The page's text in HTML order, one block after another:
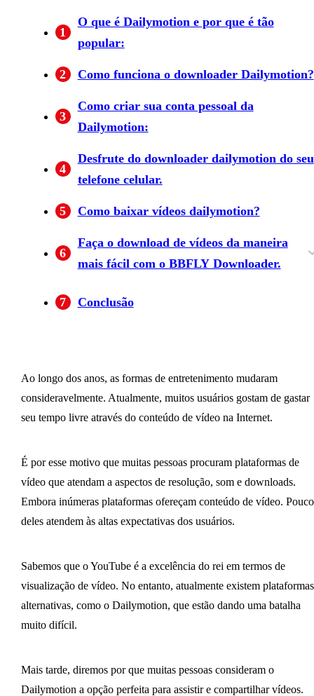
1
O que é Dailymotion e por que é tão
popular:
2 Como funciona o downloader Dailymotion?
3
Como criar sua conta pessoal da
Dailymotion:
4
Desfrute do downloader dailymotion do seu
telefone celular.
5 Como baixar vídeos dailymotion?
6
Faça o download de vídeos da maneira
mais fácil com o BBFLY Downloader.
7 Conclusão
Ao longo dos anos, as formas de entretenimento mudaram
consideravelmente. Atualmente, muitos usuários gostam de gastar
seu tempo livre através do conteúdo de vídeo na Internet.
É por esse motivo que muitas pessoas procuram plataformas de
vídeo que atendam a aspectos de resolução, som e downloads.
Embora inúmeras plataformas ofereçam conteúdo de vídeo.
deles atendem às altas expectativas dos usuários.
Sabemos que o YouTube é a excelência do rei em termos de
visualização de vídeo. No entanto, atualmente existem plataformas
alternativas, como o Dailymotion, que estão dando uma batalha
muito difícil.
Mais tarde, diremos por que muitas pessoas consideram o
Dailymotion a opção perfeita para assistir e compartilhar vídeos.